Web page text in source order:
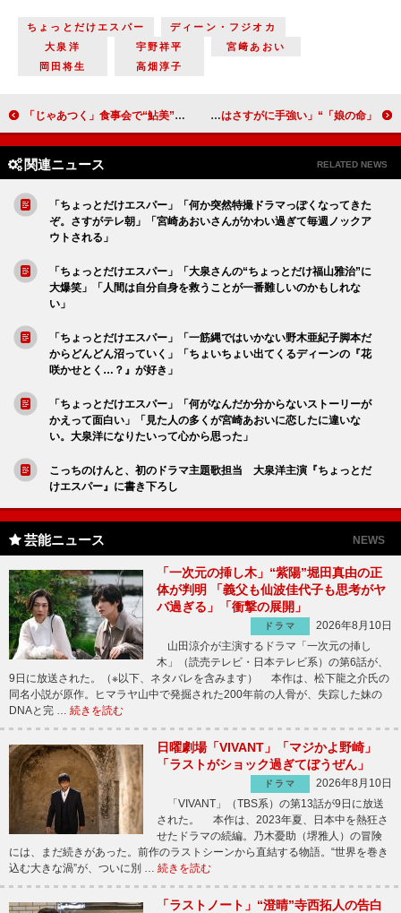
ちょっとだけエスパー
ディーン・フジオカ
大泉洋
宇野祥平
宮﨑あおい
岡田将生
高畑淳子
「じゃあつく」食事会で“鮎美”夏帆をかばう“勝男”竹内涼真に感動 「100点満点」「竹内涼真の真っすぐな目に心を打たれた」 「娘の命」“レイコ”齊藤京子がラスボス“沙織”新川優愛に宣戦布告 「ヘビーな展開で驚いた」「ボスママはさすがに手強い」
関連ニュース RELATED NEWS
「ちょっとだけエスパー」「何か突然特撮ドラマっぽくなってきた
ぞ。さすがテレ朝」「宮崎あおいさんがかわい過ぎて毎週ノックア
ウトされる」
「ちょっとだけエスパー」「大泉さんの“ちょっとだけ福山雅治”に
大爆笑」「人間は自分自身を救うことが一番難しいのかもしれな
い」
「ちょっとだけエスパー」「一筋縄ではいかない野木亜紀子脚本だ
からどんどん沼っていく」「ちょいちょい出てくるディーンの『花
咲かせとく…？』が好き」
「ちょっとだけエスパー」「何がなんだか分からないストーリーが
かえって面白い」「見た人の多くが宮崎あおいに恋したに違いな
い。大泉洋になりたいって心から思った」
こっちのけんと、初のドラマ主題歌担当 大泉洋主演『ちょっとだ
けエスパー』に書き下ろし
芸能ニュース NEWS
「一次元の挿し木」“紫陽”堀田真由の正
体が判明 「義父も仙波佳代子も思考がヤ
バ過ぎる」「衝撃の展開」
ドラマ
2026年8月10日
山田涼介が主演するドラマ「一次元の挿し
木」（読売テレビ・日本テレビ系）の第6話が、
9日に放送された。（※以下、ネタバレを含みます） 本作は、松下龍之介氏の
同名小説が原作。ヒマラヤ山中で発掘された200年前の人骨が、失踪した妹の
DNAと完 … 続きを読む
日曜劇場「VIVANT」「マジかよ野崎」
「ラストがショック過ぎてぼうぜん」
ドラマ
2026年8月10日
「VIVANT」（TBS系）の第13話が9日に放送
された。 本作は、2023年夏、日本中を熱狂さ
せたドラマの続編。乃木憂助（堺雅人）の冒険
には、まだ続きがあった。前作のラストシーンから直結する物語。“世界を巻き
込む大きな渦”が、ついに別 … 続きを読む
「ラストノート」“澄晴”寺西拓人の告白